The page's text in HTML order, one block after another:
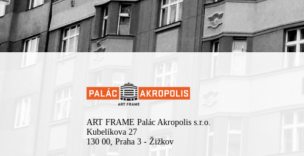
ART FRAME Palác Akropolis s.r.o.
Kubelíkova 27
130 00, Praha 3 - Žižkov